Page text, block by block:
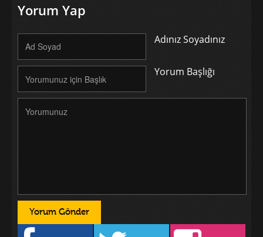
Yorum Yap
Adınız Soyadınız
Yorum Başlığı